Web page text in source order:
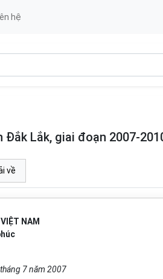
hệ
Lắk, giai đoạn 2007-
về
NAM
áng 7 năm 2007